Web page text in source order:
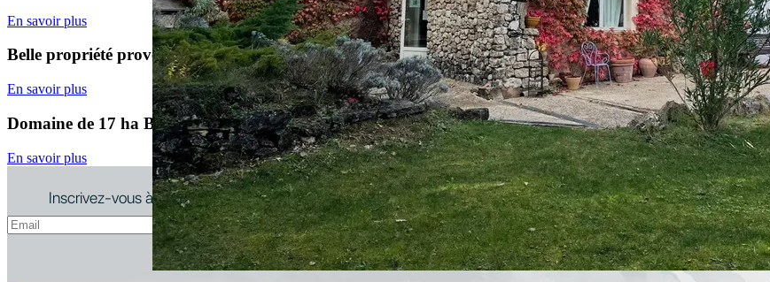
En savoir plus
Belle propriété provençale sur 38 ha dont 22 ha de vignes
En savoir plus
Domaine de 17 ha BIO en AOP Coteaux d’Aix-en-Provence
En savoir plus
Inscrivez-vous à la newsletter pour ne rater aucune offre et recevez nos dernières actualités